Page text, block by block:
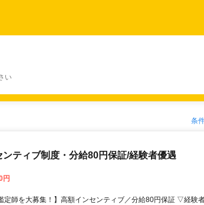
い
条
ティブ制度・分給80円保証/経験者優遇
円
定師を大募集！】高額インセンティブ／分給80円保証 ▽経験